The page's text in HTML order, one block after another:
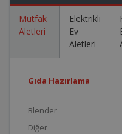
Mutfak
Aletleri
Elektrikli
Ev
Aletleri
Gıda Hazırlama
Blender
Diğer